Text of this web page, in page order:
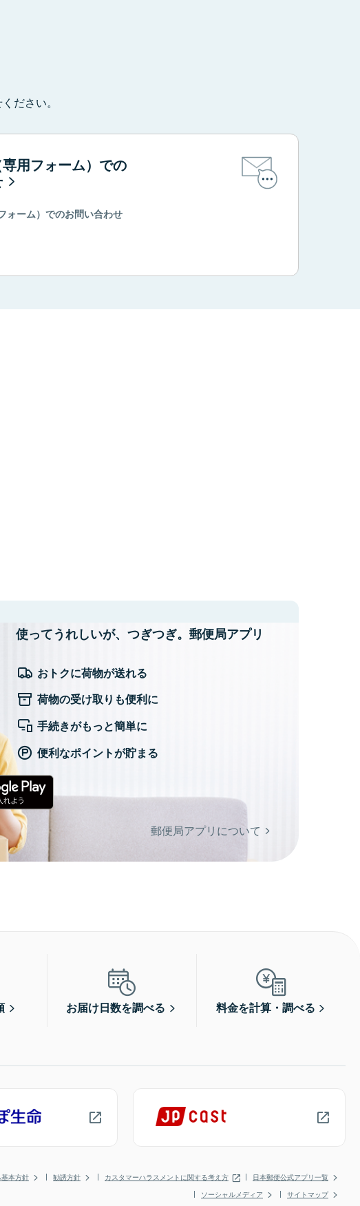
ださい。
用フォーム）での
ォーム）でのお問い合わせ
使ってうれしいが、つぎつぎ。郵便局アプリ
おトクに荷物が送れる
荷物の受け取りも便利に
手続きがもっと簡単に
便利なポイントが貯まる
郵便局アプリについて
お届け日数を調べる 料金を計算・調べる
本方針 勧誘方針 カスタマーハラスメントに関する考え方
日本郵便公式アプリ一覧
ソーシャルメディア
サイトマップ